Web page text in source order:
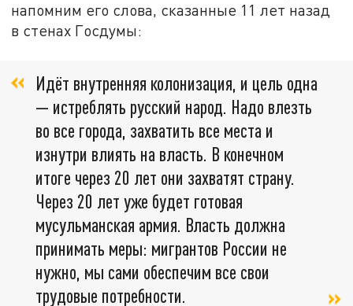
напомним его слова, сказанные 11 лет назад
в стенах Госдумы:
Идёт внутренняя колонизация, и цель одна
— истреблять русский народ. Надо влезть
во все города, захватить все места и
изнутри влиять на власть. В конечном
итоге через 20 лет они захватят страну.
Через 20 лет уже будет готовая
мусульманская армия. Власть должна
принимать меры: мигрантов России не
нужно, мы сами обеспечим все свои
трудовые потребности.